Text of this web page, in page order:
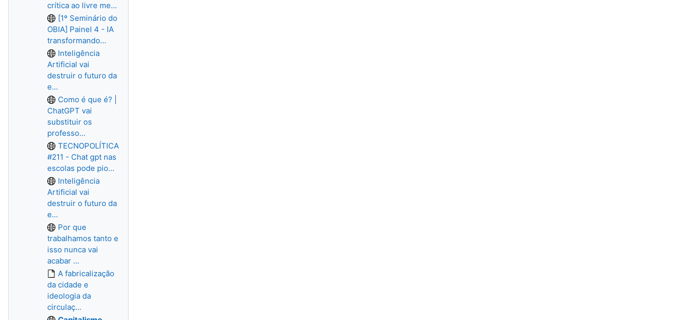
crítica ao livre me...
[1º Seminário do
OBIA] Painel 4 - IA
transformando...
Inteligência
Artificial vai
destruir o futuro da
e...
Como é que é? |
ChatGPT vai
substituir os
professo...
TECNOPOLÍTICA
#211 - Chat gpt nas
escolas pode pio...
Inteligência
Artificial vai
destruir o futuro da
e...
Por que
trabalhamos tanto e
isso nunca vai
acabar ...
A fabricalização
da cidade e
ideologia da
circulaç...